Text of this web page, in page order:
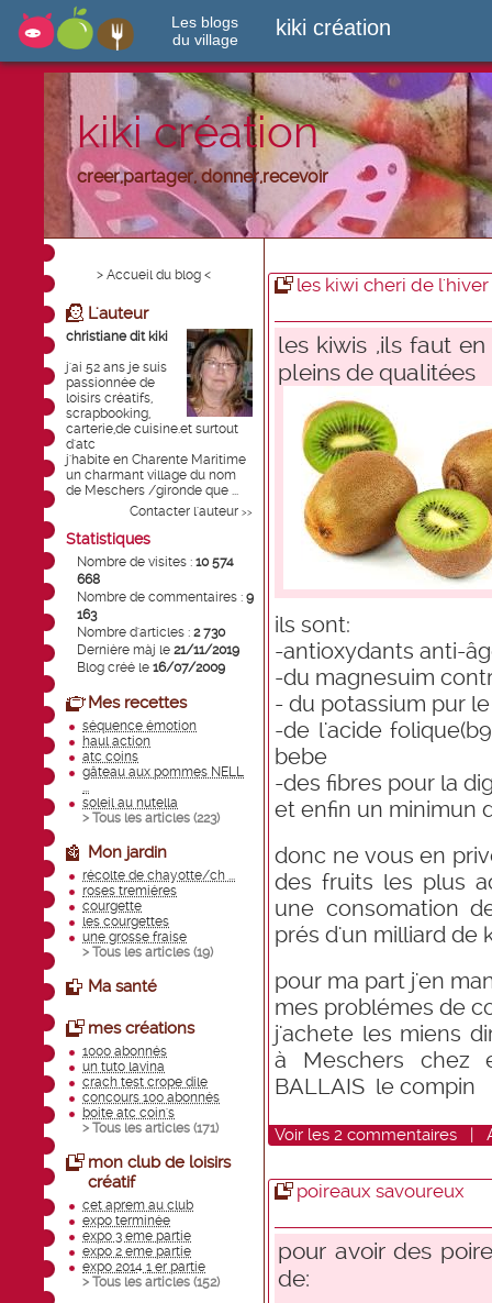
Les blogs
du village
kiki création
kiki création
creer,partager, donner,recevoir
> Accueil du blog <
L'auteur
christiane dit kiki
j'ai 52 ans je suis
passionnée de
loisirs créatifs,
scrapbooking,
carterie,de cuisine.et surtout
d'atc
j'habite en Charente Maritime
un charmant village du nom
de Meschers /gironde que ...
Contacter l'auteur >>
Statistiques
Nombre de visites : 10 574
668
Nombre de commentaires : 9
163
Nombre d'articles : 2 730
Dernière màj le 21/11/2019
Blog créé le 16/07/2009
Mes recettes
séquence émotion
haul action
atc coins
gâteau aux pommes NELL
...
soleil au nutella
> Tous les articles (223)
Mon jardin
récolte de chayotte/ch ...
roses tremiéres
courgette
les courgettes
une grosse fraise
> Tous les articles (19)
Ma santé
mes créations
1000 abonnés
un tuto lavina
crach test crope dile
concours 100 abonnés
boite atc coin's
> Tous les articles (171)
mon club de loisirs
créatif
cet aprem au club
expo terminée
expo 3 eme partie
expo 2 eme partie
expo 2014 1 er partie
> Tous les articles (152)
les kiwi cheri de l'hiver
les kiwis ,ils faut
pleins de qualitées
ils sont:
-antioxydants anti-
-du magnesuim
- du potassium pur
-de l'acide
bebe
-des fibres pour la
et enfin un minimun
donc ne vous en
des fruits les plus
une consomation
prés d'un milliard de
pour ma part j'en
mes problémes de
j'achete les miens
à Meschers chez
BALLAIS le compin
Voir les 2 commentaires |
poireaux savoureux
pour avoir des
de: